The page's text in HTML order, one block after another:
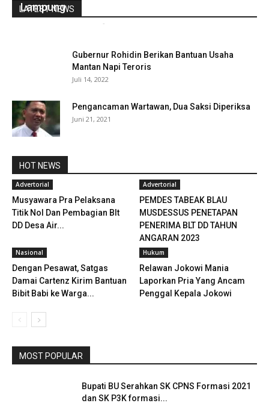
LATEST NEWS
Lampung
-
Gubernur Rohidin Berikan Bantuan Usaha
Mantan Napi Teroris
Juli 14, 2022
Pengancaman Wartawan, Dua Saksi Diperiksa
Juni 21, 2021
HOT NEWS
Advertorial
Musyawara Pra Pelaksana
Titik Nol Dan Pembagian Blt
DD Desa Air...
Advertorial
PEMDES TABEAK BLAU
MUSDESSUS PENETAPAN
PENERIMA BLT DD TAHUN
ANGARAN 2023
Nasional
Dengan Pesawat, Satgas
Damai Cartenz Kirim Bantuan
Bibit Babi ke Warga...
Hukum
Relawan Jokowi Mania
Laporkan Pria Yang Ancam
Penggal Kepala Jokowi
MOST POPULAR
Bupati BU Serahkan SK CPNS Formasi 2021
dan SK P3K formasi...